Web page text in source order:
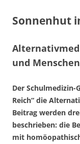
Sonnenhut
und
Der
Reich“ die
Beitrag werden
beschrieben: die
mit